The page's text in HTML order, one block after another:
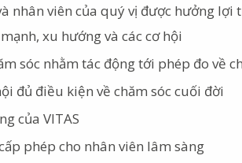
nhân viên của quý vị được hưởng lợi
xu hướng và các cơ hội
sóc nhằm tác động tới phép đo về
đủ điều kiện về chăm sóc cuối đời
của VITAS
phép cho nhân viên lâm sàng